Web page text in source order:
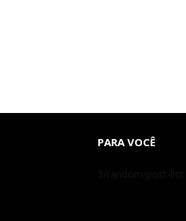
PARA VOCÊ
3/random/post-list